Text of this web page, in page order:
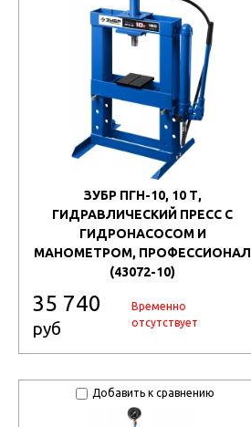
ЗУБР ПГН-10, 10 Т,
ГИДРАВЛИЧЕСКИЙ ПРЕСС С
ГИДРОНАСОСОМ И
МАНОМЕТРОМ, ПРОФЕССИОНАЛ
(43072-10)
35 740
руб
Временно
отсутствует
Добавить к сравнению